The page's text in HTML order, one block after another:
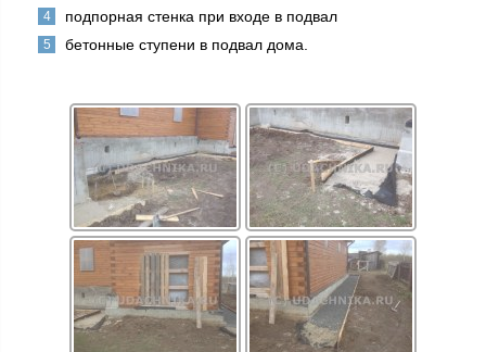
подпорная стенка при входе в подвал
бетонные ступени в подвал дома.